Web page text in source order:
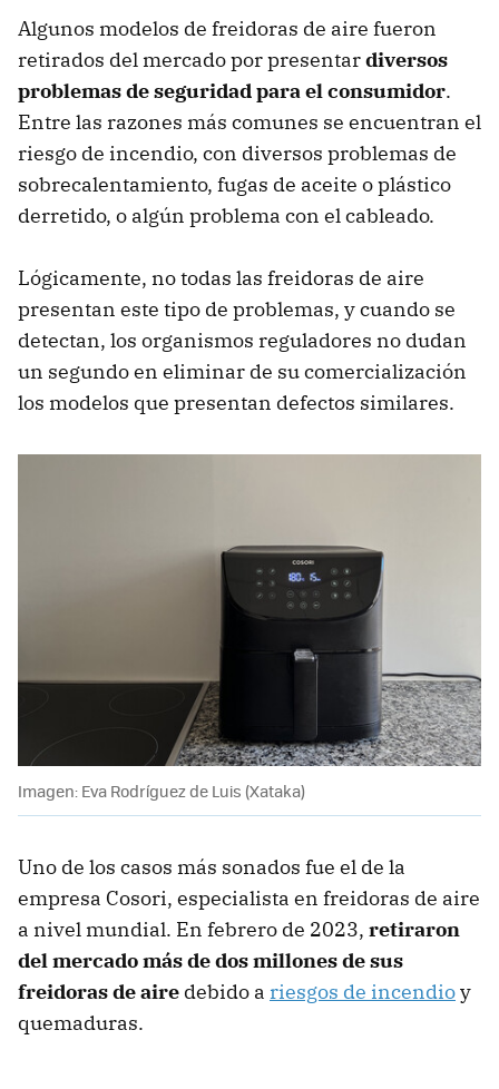
Algunos modelos de freidoras de aire fueron
retirados del mercado por presentardiversos
problemas de seguridad para el consumidor.
Entre las razones más comunes se encuentran el
riesgo de incendio, con diversos problemas de
sobrecalentamiento, fugas de aceite o plástico
derretido, o algún problema con el cableado.
Lógicamente, no todas las freidoras de aire
presentan este tipo de problemas, y cuando se
detectan, los organismos reguladores no dudan
un segundo en eliminar de su comercialización
los modelos que presentan defectos similares.
Imagen: Eva Rodríguez de Luis (Xataka)
Uno de los casos más sonados fue el de la
empresa Cosori, especialista en freidoras de aire
a nivel mundial. En febrero de 2023, retiraron
del mercado más de dos millones de sus
freidoras de aire debido a riesgos de incendioy
quemaduras.